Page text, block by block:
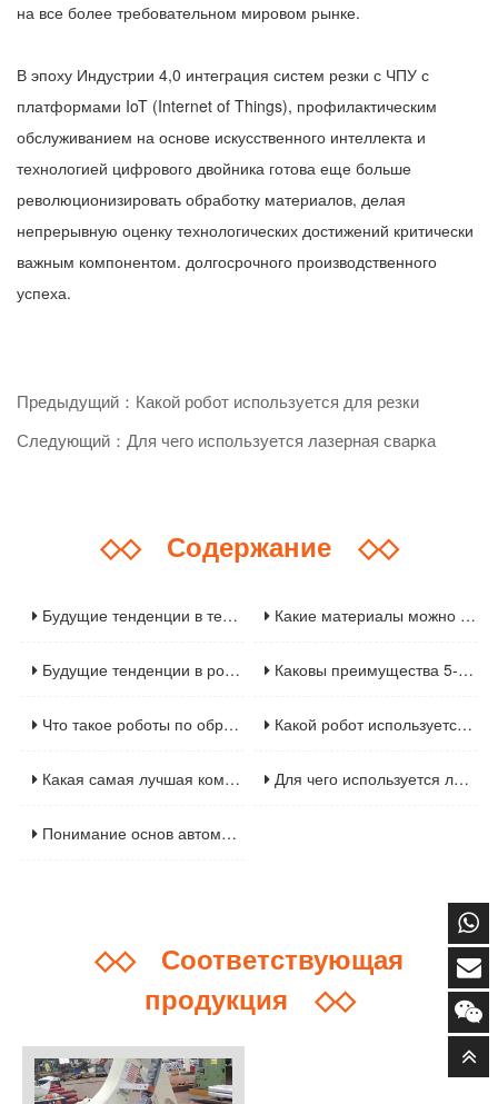
на все более требовательном мировом рынке.
В эпоху Индустрии 4,0 интеграция систем резки с ЧПУ с
платформами IoT (Internet of Things), профилактическим
обслуживанием на основе искусственного интеллекта и
технологией цифрового двойника готова еще больше
революционизировать обработку материалов, делая
непрерывную оценку технологических достижений критически
важным компонентом. долгосрочного производственного
успеха.
Предыдущий：Какой робот используется для резки
Следующий：Для чего используется лазерная сварка
◇◇Содержание ◇◇
Будущие тенденции в технологии лазерной сварки Cobot Какие материалы можно использовать для лазерной резки
Будущие тенденции в робототехнике стекольной промышленности Каковы преимущества 5-осевой лазерной резки
Что такое роботы по обработке материалов Какой робот используется для резки
Какая самая лучшая компьютерная машина для резки Для чего используется лазерная сварка
Понимание основ автоматизации сварки
◇◇Соответствующая
продукция ◇◇